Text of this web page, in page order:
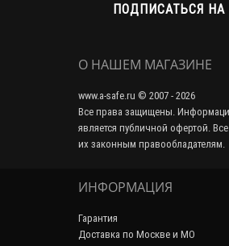
ПОДПИСАТЬСЯ
О НАШЕМ МАГАЗИНЕ
www.a-safe.ru © 2007 - 2026
Все права защищены.
является публичной офертой.
их законным правообладателям.
ИНФОРМАЦИЯ
Гарантия
Доставка по Москве и МО